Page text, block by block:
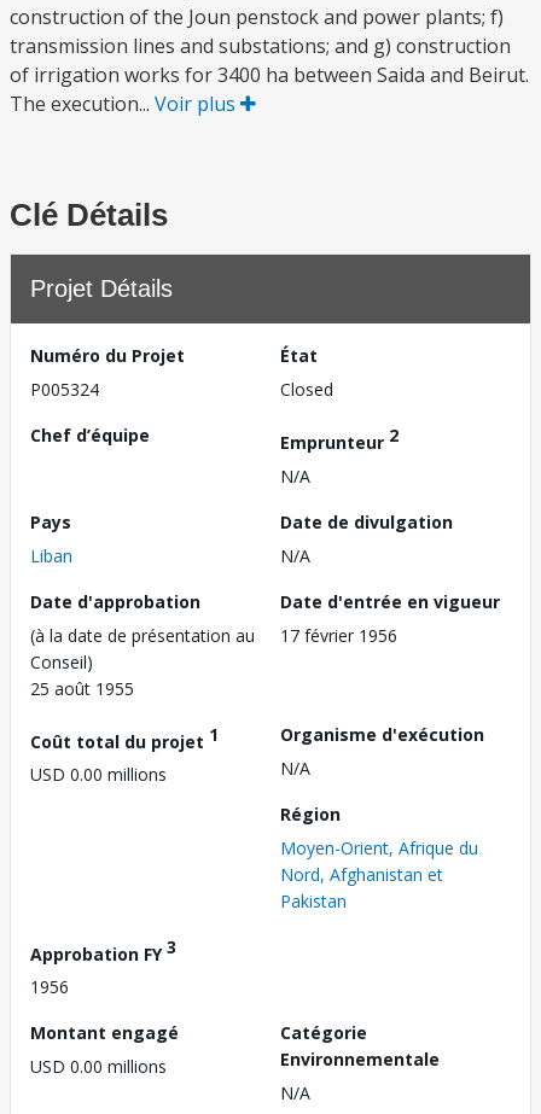
construction of the Joun penstock and power plants; f)
transmission lines and substations; and g) construction
of irrigation works for 3400 ha between Saida and Beirut.
The execution... Voir plus
Clé Détails
Projet Détails
Numéro du Projet
P005324
État
Closed
Chef d’équipe
Emprunteur 2
N/A
Pays
Liban
Date de divulgation
N/A
Date d'approbation
(à la date de présentation au
Conseil)
25 août 1955
Date d'entrée en vigueur
17 février 1956
Coût total du projet 1
USD 0.00 millions
Organisme d'exécution
N/A
Région
Moyen-Orient, Afrique du
Nord, Afghanistan et
Pakistan
Approbation FY3
1956
Montant engagé
USD 0.00 millions
Catégorie
Environnementale
N/A